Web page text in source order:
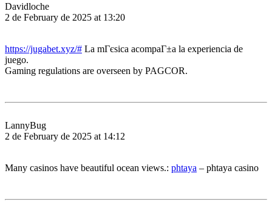
Davidloche
2 de February de 2025 at 13:20
https://jugabet.xyz/# La mГєsica acompaГ±a la experiencia de
juego.
Gaming regulations are overseen by PAGCOR.
LannyBug
2 de February de 2025 at 14:12
Many casinos have beautiful ocean views.: phtaya – phtaya casino